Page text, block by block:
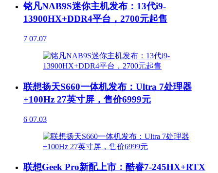
铭凡NAB9S迷你主机发布：13代i9-
13900HX+DDR4平台，2700元起售
7 07.07
联想扬天S660一体机发布：Ultra 7处理器
+100Hz 27英寸屏，售价6999元
6 07.03
联想Geek Pro新配上市：酷睿7-245HX+RTX